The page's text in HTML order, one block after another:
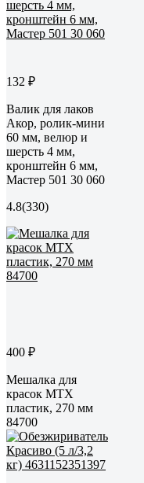
132 ₽
Валик для лаков
Акор, ролик-мини
60 мм, велюр и
шерсть 4 мм,
кронштейн 6 мм,
Мастер 501 30 060
4.8(330)
400 ₽
Мешалка для
красок MTX
пластик, 270 мм
84700